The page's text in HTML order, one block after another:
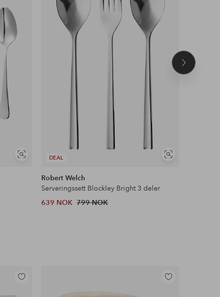
Vis
DEAL
Vis
Robert Welch
Serveringssett Blockley Bright 3 deler
639 NOK 799 NOK
Neste
Legg
Legg